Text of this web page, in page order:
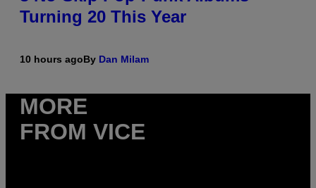
Turning 20 This Year
10 hours agoBy Dan Milam
MORE
FROM VICE